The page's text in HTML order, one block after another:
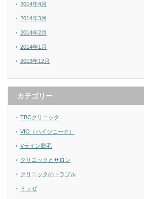
2014年4月
2014年3月
2014年2月
2014年1月
2013年12月
カテゴリー
TBCクリニック
VIO（ハイジニーナ）
Vライン脱毛
クリニックとサロン
クリニックのトラブル
ミュゼ